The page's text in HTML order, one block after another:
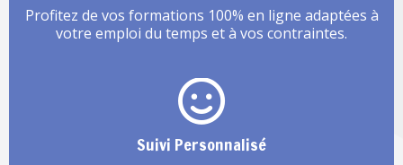
Profitez de vos formations 100% en ligne adaptées à
votre emploi du temps et à vos contraintes.
Suivi Personnalisé